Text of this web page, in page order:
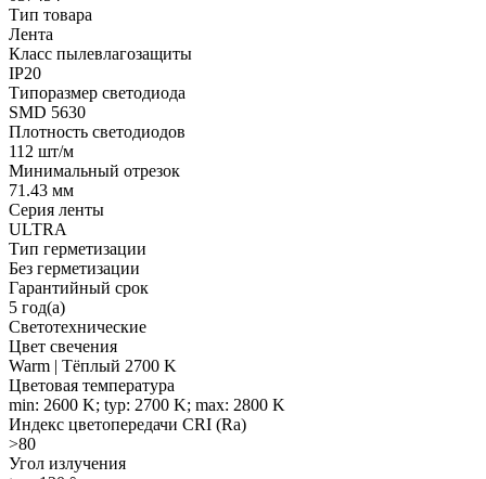
Тип товара
Лента
Класс пылевлагозащиты
IP20
Типоразмер светодиода
SMD 5630
Плотность светодиодов
112 шт/м
Минимальный отрезок
71.43 мм
Серия ленты
ULTRA
Тип герметизации
Без герметизации
Гарантийный срок
5 год(а)
Светотехнические
Цвет свечения
Warm | Тёплый 2700 K
Цветовая температура
min: 2600 K; typ: 2700 K; max: 2800 K
Индекс цветопередачи CRI (Ra)
>80
Угол излучения